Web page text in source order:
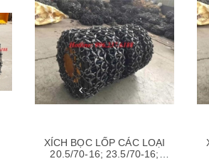
Xem nhanh
XÍCH BỌC LỐP CÁC LOẠI
17.5-25, 20.5-25,23.5-25